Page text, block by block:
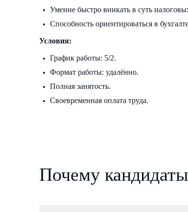
Умение быстро вникать в суть
Способность ориентироваться в
Условия:
График работы: 5/2.
Формат работы: удалённо.
Полная занятость.
Своевременная оплата труда.
Почему